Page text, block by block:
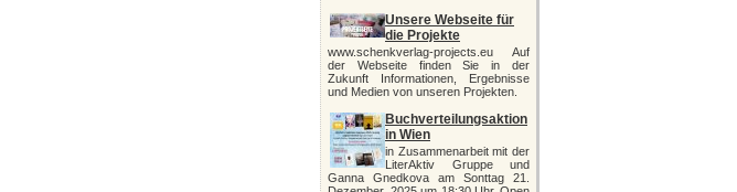
Unsere Webseite für
die Projekte
www.schenkverlag-projects.eu Auf
der Webseite finden Sie in der
Zukunft Informationen, Ergebnisse
und Medien von unseren Projekten.
Buchverteilungsaktion
in Wien
in Zusammenarbeit mit der
LiterAktiv Gruppe und
Ganna Gnedkova am Sonttag 21.